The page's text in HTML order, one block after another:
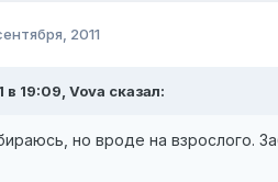
2011
19:09, Vova сказал:
но вроде на взрослого.